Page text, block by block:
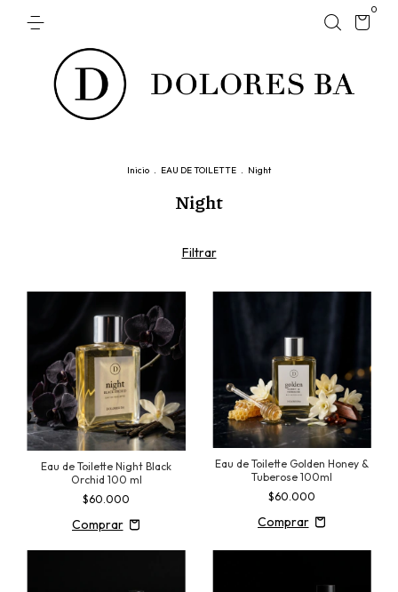
0
Inicio . EAU DE TOILETTE . Night
Night
Filtrar
Eau de Toilette Night Black
Orchid 100 ml
$60.000
Eau de Toilette Golden Honey &
Tuberose 100ml
$60.000